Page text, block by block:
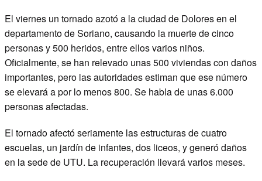
Suscribite a la revista
El viernes un tornado azotó a la ciudad de Dolores en el
departamento de Soriano, causando la muerte de cinco
personas y 500 heridos, entre ellos varios niños.
Oficialmente, se han relevado unas 500 viviendas con daños
importantes, pero las autoridades estiman que ese número
se elevará a por lo menos 800. Se habla de unas 6.000
personas afectadas.
El tornado afectó seriamente las estructuras de cuatro
escuelas, un jardín de infantes, dos liceos, y generó daños
en la sede de UTU. La recuperación llevará varios meses.